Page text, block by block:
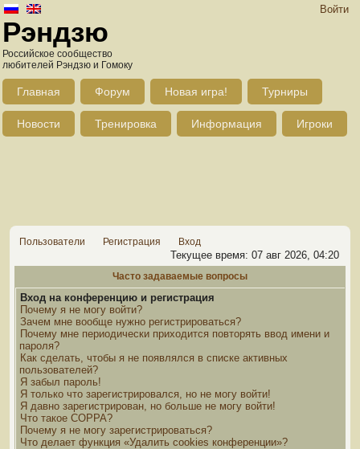
Войти
Рэндзю
Российское сообщество
любителей Рэндзю и Гомоку
Главная Форум Новая игра! Турниры
Новости Тренировка Информация Игроки
Пользователи Регистрация Вход
Текущее время: 07 авг 2026, 04:20
Часто задаваемые вопросы
Вход на конференцию и регистрация
Почему я не могу войти?
Зачем мне вообще нужно регистрироваться?
Почему мне периодически приходится повторять ввод имени и
пароля?
Как сделать, чтобы я не появлялся в списке активных
пользователей?
Я забыл пароль!
Я только что зарегистрировался, но не могу войти!
Я давно зарегистрирован, но больше не могу войти!
Что такое COPPA?
Почему я не могу зарегистрироваться?
Что делает функция «Удалить cookies конференции»?